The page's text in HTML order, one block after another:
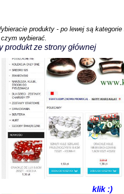
produkty - po lewej są
wybierać.
ze strony głównej
klik :)